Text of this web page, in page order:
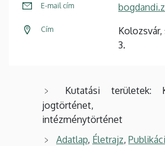
E-mail cím
Cím
Kolozsvár,
3.
Kutatási területek:
jogtörténet,
intézménytörténet
Adatlap, Életrajz,